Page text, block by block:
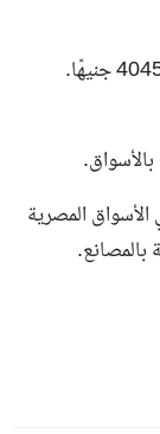
الأسواق المصرية